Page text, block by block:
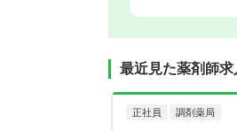
最近見た薬剤師求
正社員 調剤薬局